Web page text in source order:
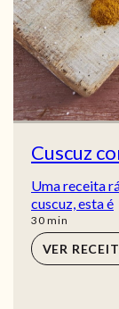
Cuscuz
Uma receita
cuscuz, esta é
30min
min
VER